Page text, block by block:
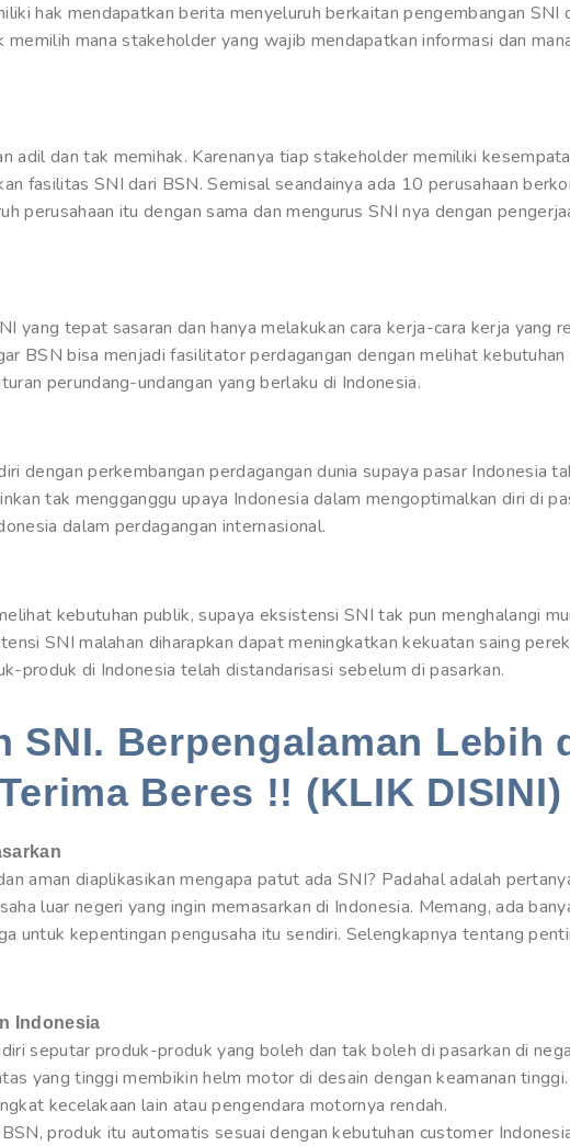
hak mendapatkan berita menyeluruh berkaitan pengembangan SNI
mana stakeholder yang wajib mendapatkan informasi dan
adil dan tak memihak. Karenanya tiap stakeholder memiliki
fasilitas SNI dari BSN. Semisal seandainya ada 10 perusahaan
perusahaan itu dengan sama dan mengurus SNI nya dengan
yang tepat sasaran dan hanya melakukan cara kerja-cara kerja yang
BSN bisa menjadi fasilitator perdagangan dengan melihat kebutuhan
perundang-undangan yang berlaku di Indonesia.
dengan perkembangan perdagangan dunia supaya pasar Indonesia
tak mengganggu upaya Indonesia dalam mengoptimalkan diri di
dalam perdagangan internasional.
kebutuhan publik, supaya eksistensi SNI tak pun menghalangi
SNI malahan diharapkan dapat meningkatkan kekuatan saing
produk di Indonesia telah distandarisasi sebelum di pasarkan.
SNI. Berpengalaman Lebih
Beres !! (KLIK DISINI)
aman diaplikasikan mengapa patut ada SNI? Padahal adalah
luar negeri yang ingin memasarkan di Indonesia. Memang, ada
untuk kepentingan pengusaha itu sendiri. Selengkapnya tentang
Indonesia
seputar produk-produk yang boleh dan tak boleh di pasarkan di
yang tinggi membikin helm motor di desain dengan keamanan
kecelakaan lain atau pengendara motornya rendah.
produk itu automatis sesuai dengan kebutuhan customer